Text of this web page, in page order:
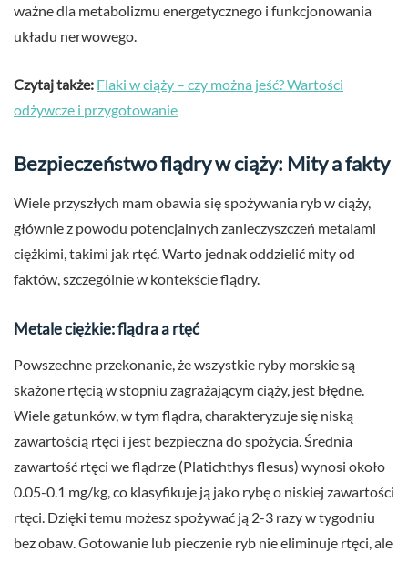
ważne dla metabolizmu energetycznego i funkcjonowania
układu nerwowego.
Czytaj także: Flaki w ciąży – czy można jeść? Wartości
odżywcze i przygotowanie
Bezpieczeństwo flądry w ciąży: Mity a fakty
Wiele przyszłych mam obawia się spożywania ryb w ciąży,
głównie z powodu potencjalnych zanieczyszczeń metalami
ciężkimi, takimi jak rtęć. Warto jednak oddzielić mity od
faktów, szczególnie w kontekście flądry.
Metale ciężkie: flądra a rtęć
Powszechne przekonanie, że wszystkie ryby morskie są
skażone rtęcią w stopniu zagrażającym ciąży, jest błędne.
Wiele gatunków, w tym flądra, charakteryzuje się niską
zawartością rtęci i jest bezpieczna do spożycia. Średnia
zawartość rtęci we flądrze (Platichthys flesus) wynosi około
0.05-0.1 mg/kg, co klasyfikuje ją jako rybę o niskiej zawartości
rtęci. Dzięki temu możesz spożywać ją 2-3 razy w tygodniu
bez obaw. Gotowanie lub pieczenie ryb nie eliminuje rtęci, ale